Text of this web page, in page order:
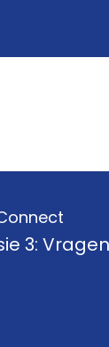
3: